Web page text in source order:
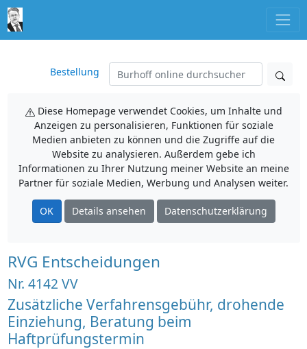
Bestellung
Diese Homepage verwendet Cookies, um Inhalte und
Anzeigen zu personalisieren, Funktionen für soziale
Medien anbieten zu können und die Zugriffe auf die
Website zu analysieren. Außerdem gebe ich
Informationen zu Ihrer Nutzung meiner Website an meine
Partner für soziale Medien, Werbung und Analysen weiter.
OK Details ansehen Datenschutzerklärung
RVG Entscheidungen
Nr. 4142 VV
Zusätzliche Verfahrensgebühr, drohende
Einziehung, Beratung beim
Haftprüfungstermin